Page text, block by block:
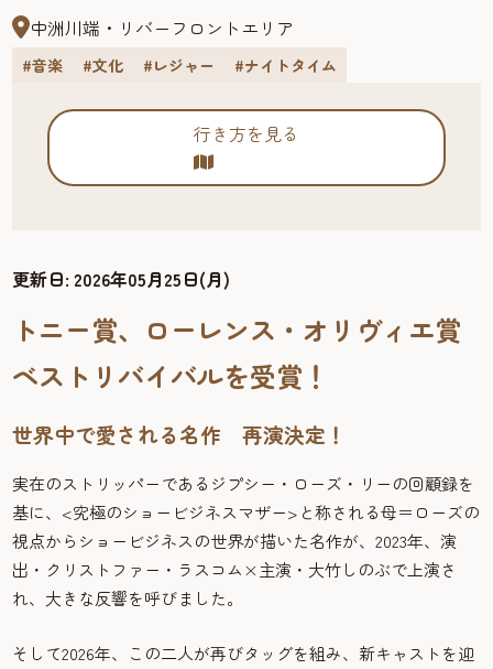
中洲川端・リバーフロントエリア
#音楽 #文化 #レジャー #ナイトタイム
行き方を見る
更新日:2026年05月25日(月)
トニー賞、ローレンス・オリヴィエ賞
ベストリバイバルを受賞！
世界中で愛される名作 再演決定！
実在のストリッパーであるジプシー・ローズ・リーの回顧録を
基に、<究極のショービジネスマザー>と称される母＝ローズの
視点からショービジネスの世界が描いた名作が、2023年、演
出・クリストファー・ラスコム×主演・大竹しのぶで上演さ
れ、大きな反響を呼びました。
そして2026年、この二人が再びタッグを組み、新キャストを迎